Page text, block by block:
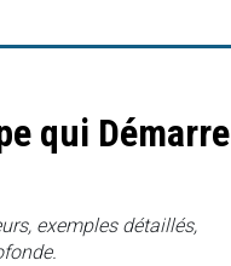
qui Démarre
exemples détaillés,